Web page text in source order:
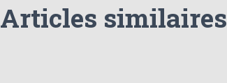
Articles similaires